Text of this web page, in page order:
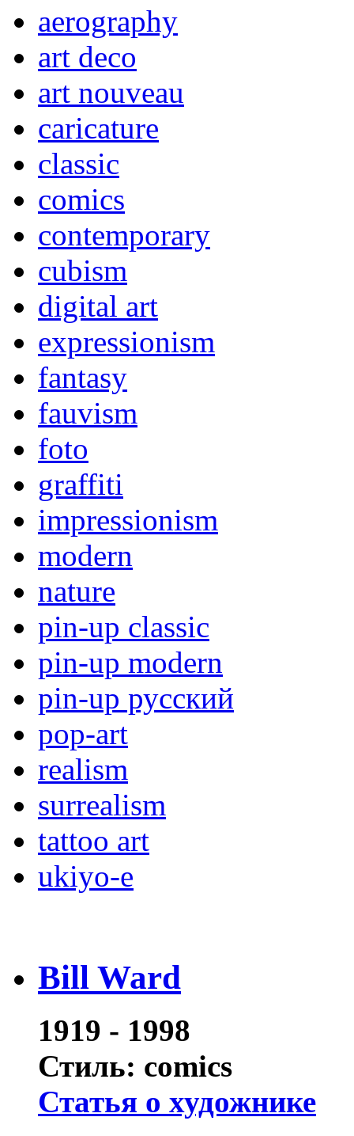
aerography
art deco
art nouveau
caricature
classic
comics
contemporary
cubism
digital art
expressionism
fantasy
fauvism
foto
graffiti
impressionism
modern
nature
pin-up classic
pin-up modern
pin-up русский
pop-art
realism
surrealism
tattoo art
ukiyo-e
Bill Ward
1919 - 1998
Стиль: comics
Статья о художнике